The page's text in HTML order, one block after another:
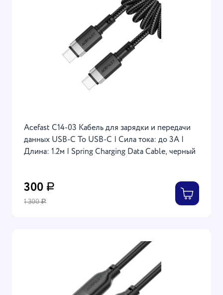
Acefast C14-03 Кабель для зарядки и передачи
данных USB-C To USB-C | Сила тока: до 3А |
Длина: 1.2м | Spring Charging Data Cable, черный
300 Р
1 300Р